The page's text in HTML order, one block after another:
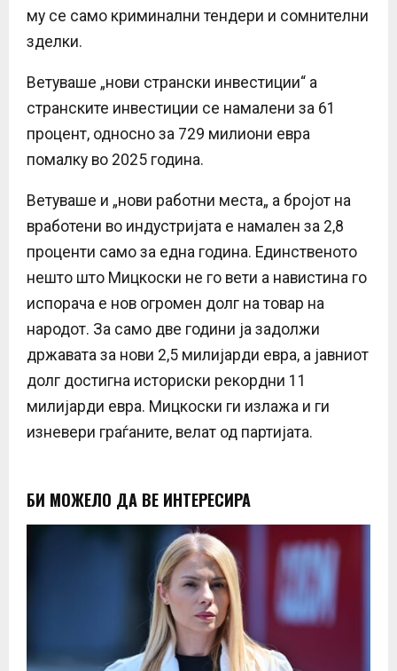
му се само криминални тендери и сомнителни
зделки.
Ветуваше „нови странски инвестиции“ а
странските инвестиции се намалени за 61
процент, односно за 729 милиони евра
помалку во 2025 година.
Ветуваше и „нови работни места„ а бројот на
вработени во индустријата е намален за 2,8
проценти само за една година. Единственото
нешто што Мицкоски не го вети а навистина го
испорача е нов огромен долг на товар на
народот. За само две години ја задолжи
државата за нови 2,5 милијарди евра, а јавниот
долг достигна историски рекордни 11
милијарди евра. Мицкоски ги излажа и ги
изневери граѓаните, велат од партијата.
БИ МОЖЕЛО ДА ВЕ ИНТЕРЕСИРА